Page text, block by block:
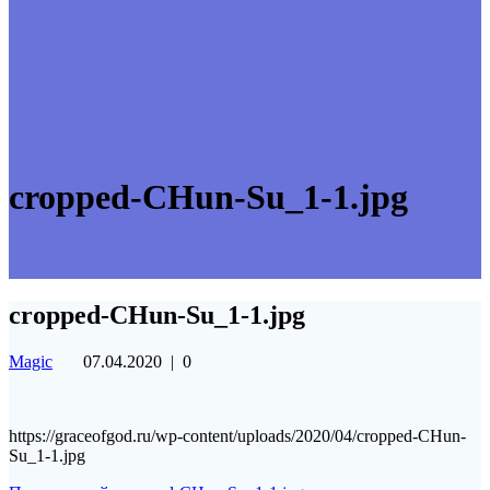
cropped-CHun-Su_1-1.jpg
cropped-CHun-Su_1-1.jpg
Magic 07.04.2020 | 0
https://graceofgod.ru/wp-content/uploads/2020/04/cropped-CHun-
Su_1-1.jpg